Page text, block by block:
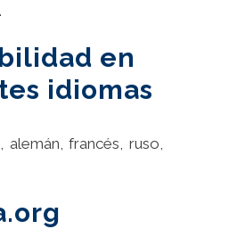
en
idiomas
alemán, francés, ruso,